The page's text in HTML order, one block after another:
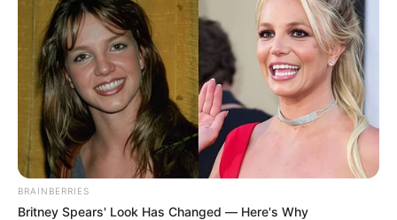
Organizar los trayectos con anticipación y consultar el
estado de las vías ayuda a optimizar los tiempos de viaje.
Llevar la documentación vigente facilita cualquier control
realizado por las autoridades de tránsito.
COMPARTIR
ALERTA BOGOTÁ EN GOOGLE NEWS
BRAINBERRIES
Britney Spears' Look Has Changed — Here's Why